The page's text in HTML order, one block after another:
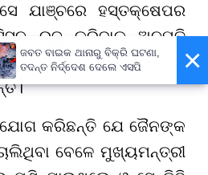
ଯାଞ୍ଚରେ ହସ୍ତକ୍ଷେପର
ରୁଜୁ କରିବାକୁ ଅନୁମତି
ଯାଞ୍ଚ ସୁନିଶ୍ଚିତ କରିବା
କରିଛନ୍ତି ଯେ ଜୈନଙ୍କ
ବେଳେ ମୁଖ୍ୟମନ୍ତ୍ରୀ
×
ଜବତ ବାଇକ ଥାନାରୁ ବିକ୍ରି ଘଟଣା,
ତଦନ୍ତ ନିର୍ଦ୍ଦେଶ ଦେଲେ ଏସପି